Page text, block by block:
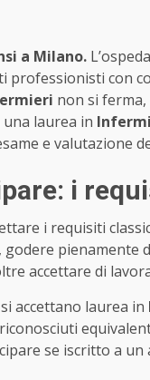
a Milano.
professionisti con
non si
laurea in
e valutazione
i
i requisiti
, godere pienamente
accettare di
accettano laurea in
se iscritto a